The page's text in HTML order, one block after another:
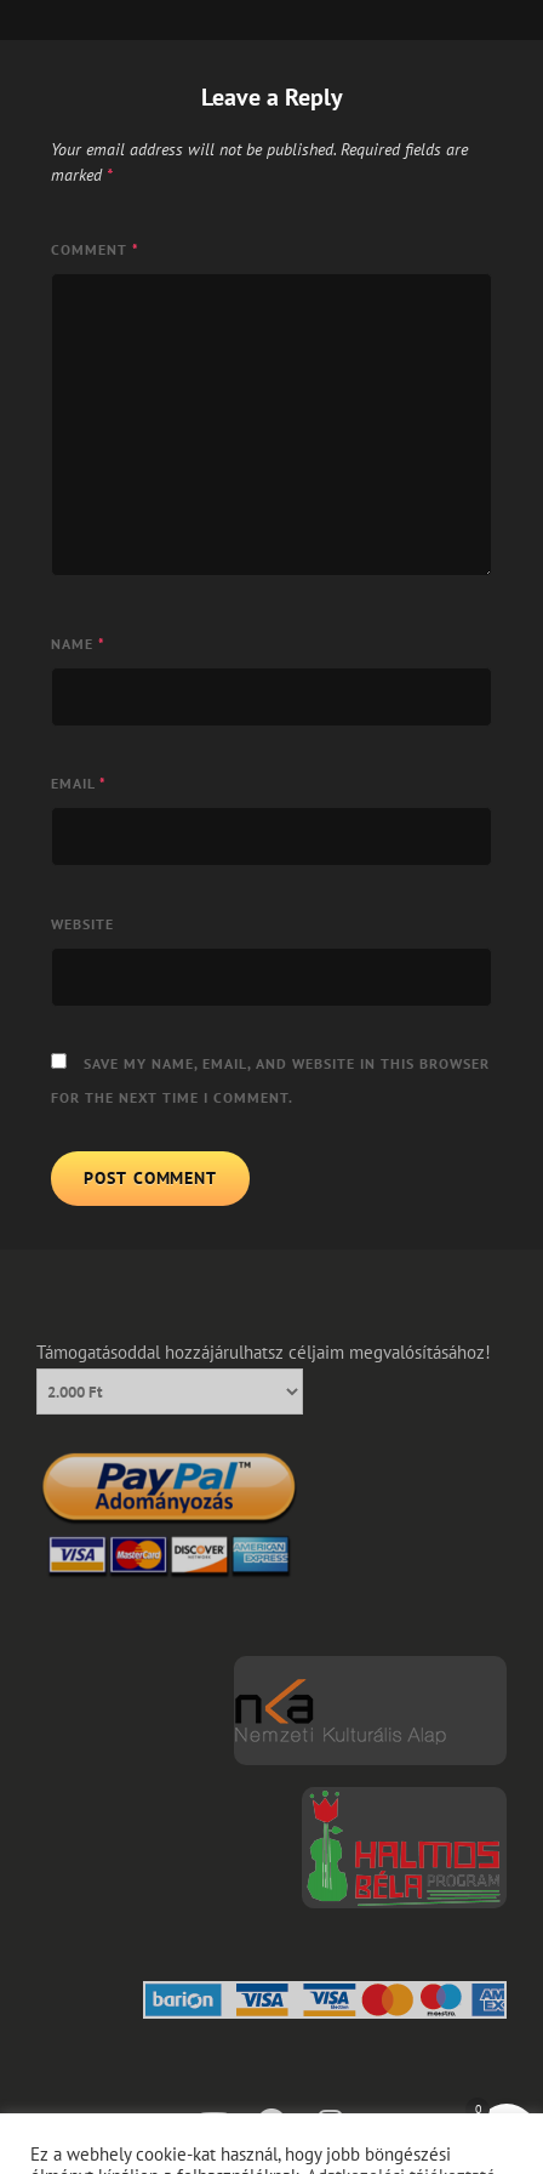
Leave a Reply
Your email address will not be published. Required fields are
marked *
COMMENT *
NAME *
EMAIL *
WEBSITE
SAVE MY NAME, EMAIL, AND WEBSITE IN THIS BROWSER
FOR THE NEXT TIME I COMMENT.
Támogatásoddal hozzájárulhatsz céljaim megvalósításához!
youtubefacebookinstagram
Ez a webhely cookie-kat használ, hogy jobb böngészési
0